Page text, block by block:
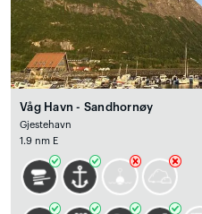
Våg Havn - Sandhornøy
Gjestehavn
1.9 nm E